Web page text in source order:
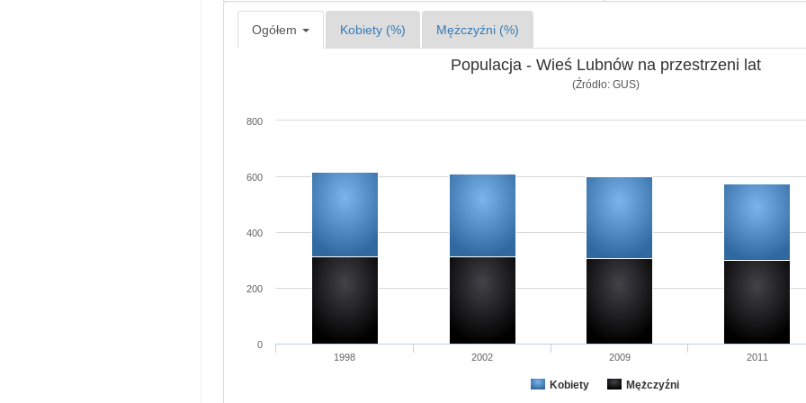
Ogółem Kobiety (%) Mężczyźni (%)
Populacja - Wieś Lubnów na przestrzeni lat
(Źródło: GUS)
Kobiety Mężczyźni
1998 2002 2009 2011
0
200
400
600
800